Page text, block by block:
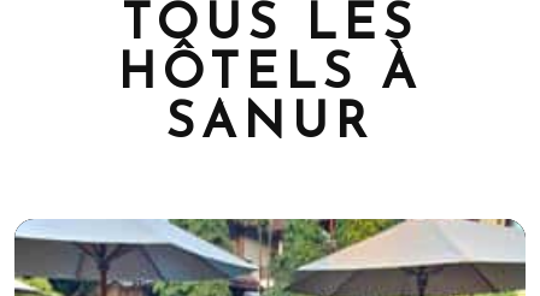
TOUS LES
HÔTELS À
SANUR